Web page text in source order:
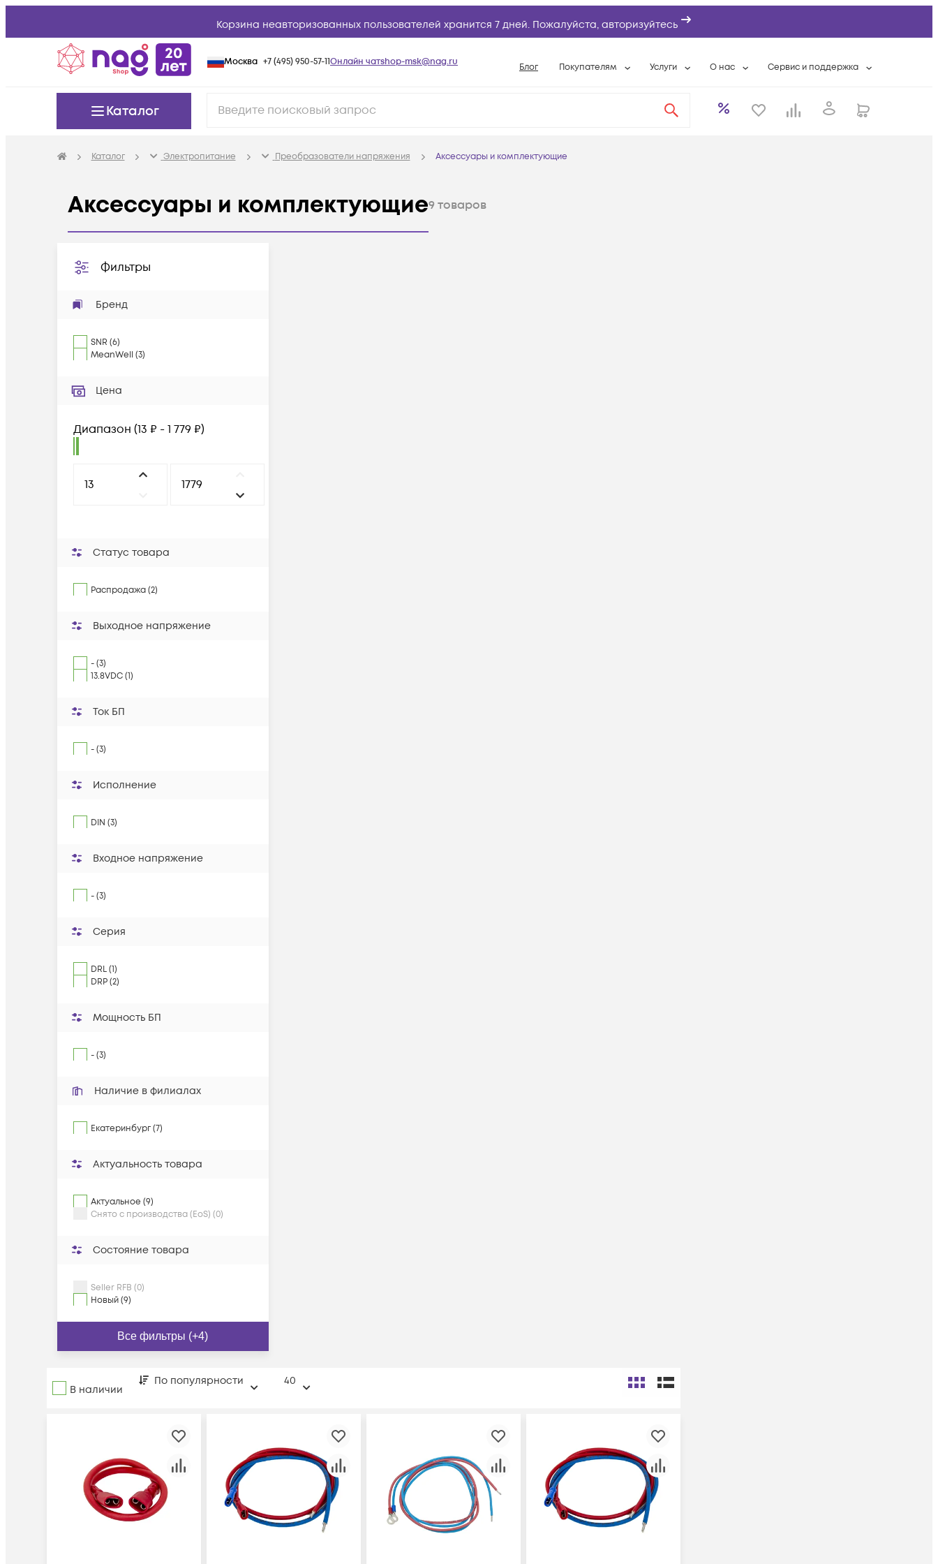
Корзина неавторизованных пользователей хранится 7 дней. Пожалуйста, авторизуйтесь
Москва +7 (495) 950-57-11Онлайн чатshop-msk@nag.ru Блог Покупателям Услуги
Системная интеграция
О нас
Контактная информация
Сервис и поддержка
Контакты сервисных центров
Каталог
Каталог Электропитание Преобразователи напряжения Аксессуары и комплектующие
Аксессуары и комплектующие9 товаров
Фильтры
Бренд
SNR (6)
MeanWell (3)
Цена
Диапазон (13 ₽ - 1 779 ₽)
Статус товара
Распродажа (2)
Выходное напряжение
- (3)
13.8VDC (1)
Ток БП
- (3)
Исполнение
DIN (3)
Входное напряжение
- (3)
Серия
DRL (1)
DRP (2)
Мощность БП
- (3)
Наличие в филиалах
Екатеринбург (7)
Актуальность товара
Актуальное (9)
Снято с производства (EoS) (0)
Состояние товара
Seller RFB (0)
Новый (9)
Все фильтры (+4)
В наличии
По популярности 40